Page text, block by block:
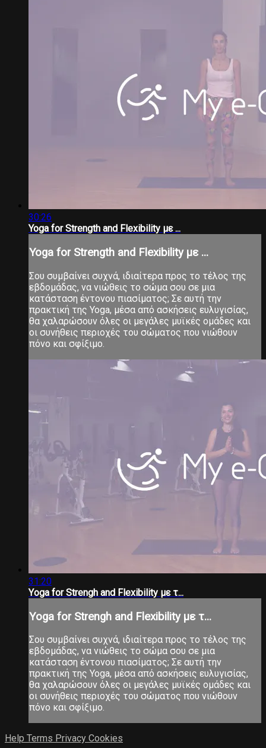
30:26
Yoga for Strength and Flexibility με ...
Yoga for Strength and Flexibility με ...
Σου συμβαίνει συχνά, ιδιαίτερα προς το τέλος της
εβδομάδας, να νιώθεις το σώμα σου σε μια
κατάσταση έντονου πιασίματος; Σε αυτή την
πρακτική της Yoga, μέσα από ασκήσεις ευλυγισίας,
θα χαλαρώσουν όλες οι μεγάλες μυϊκές ομάδες και
οι συνήθεις περιοχές του σώματος που νιώθουν
πόνο και σφίξιμο.
31:20
Υoga for Strengh and Flexibility με τ...
Υoga for Strengh and Flexibility με τ...
Σου συμβαίνει συχνά, ιδιαίτερα προς το τέλος της
εβδομάδας, να νιώθεις το σώμα σου σε μια
κατάσταση έντονου πιασίματος; Σε αυτή την
πρακτική της Yoga, μέσα από ασκήσεις ευλυγισίας,
θα χαλαρώσουν όλες οι μεγάλες μυϊκές ομάδες και
οι συνήθεις περιοχές του σώματος που νιώθουν
πόνο και σφίξιμο.
Help Terms Privacy Cookies